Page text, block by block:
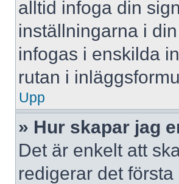
alltid infoga din
inställningarna i
infogas i enskilda
rutan i
Upp
» Hur skapar jag
Det är enkelt att
redigerar det